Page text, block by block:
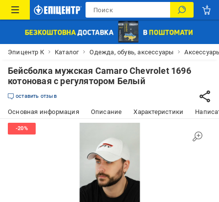
Эпицентр К Каталог Одежда, обувь, аксессуары
Бейсболка мужская Camaro Chevrolet 1696
котоновая с регулятором Белый
оставить отзыв
Основная информация Описание Характеристики